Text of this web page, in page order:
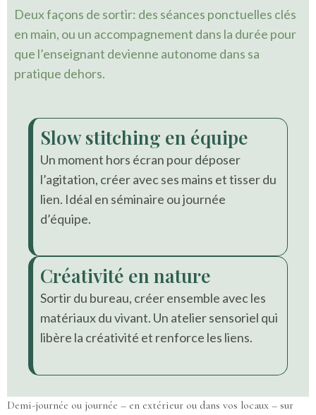
Deux façons de sortir: des séances ponctuelles clés
en main, ou un accompagnement dans la durée pour
que l’enseignant devienne autonome dans sa
pratique dehors.
Slow stitching en équipe
Un moment hors écran pour déposer
l’agitation, créer avec ses mains et tisser du
lien. Idéal en séminaire ou journée
d’équipe.
Créativité en nature
Sortir du bureau, créer ensemble avec les
matériaux du vivant. Un atelier sensoriel qui
libère la créativité et renforce les liens.
Demi-journée ou journée – en extérieur ou dans vos locaux – sur